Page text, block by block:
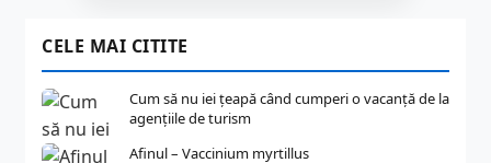
CELE MAI CITITE
Cum să nu iei țeapă când cumperi o vacanță de la
agențiile de turism
Afinul – Vaccinium myrtillus